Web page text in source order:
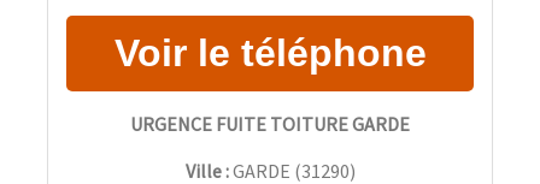
URGENCE FUITE TOITURE GARDE
Ville :GARDE (31290)